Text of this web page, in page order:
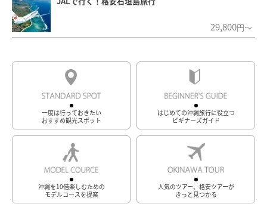
29,800円～
一度は行っておきたい
おすすめ観光スポット
はじめての沖縄旅行に役立つ
ビギナーズガイド
沖縄を10倍楽しむための
モデルコースを提案
人気のツアー、格安ツアーが
きっと見つかる